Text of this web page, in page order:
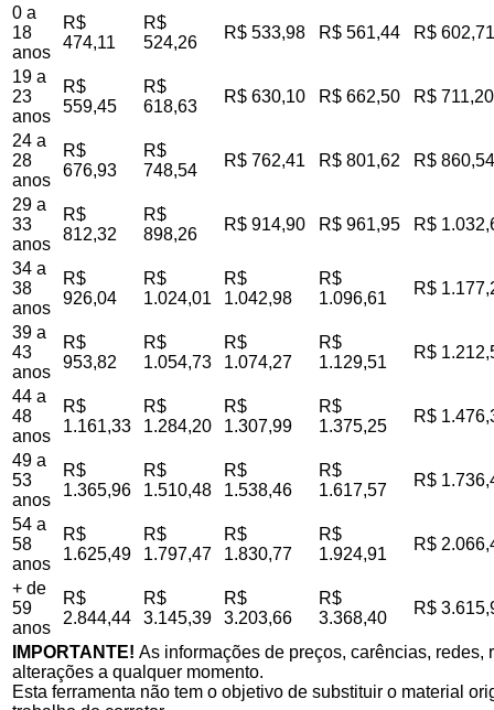
0 a
18
anos
R$
474,11
R$
524,26
R$ 533,98 R$ 561,44 R$ 602,71
19 a
23
anos
R$
559,45
R$
618,63
R$ 630,10 R$ 662,50 R$ 711,20
24 a
28
anos
R$
676,93
R$
748,54
R$ 762,41 R$ 801,62 R$ 860,54
29 a
33
anos
R$
812,32
R$
898,26
R$ 914,90 R$ 961,95 R$
34 a
38
anos
R$
926,04
R$
1.024,01
R$
1.042,98
R$
1.096,61
R$
39 a
43
anos
R$
953,82
R$
1.054,73
R$
1.074,27
R$
1.129,51
R$
44 a
48
anos
R$
1.161,33
R$
1.284,20
R$
1.307,99
R$
1.375,25
R$
49 a
53
anos
R$
1.365,96
R$
1.510,48
R$
1.538,46
R$
1.617,57
R$
54 a
58
anos
R$
1.625,49
R$
1.797,47
R$
1.830,77
R$
1.924,91
R$
+ de
59
anos
R$
2.844,44
R$
3.145,39
R$
3.203,66
R$
3.368,40
R$
IMPORTANTE! As informações de preços, carências,
alterações a qualquer momento.
Esta ferramenta não tem o objetivo de substituir o material